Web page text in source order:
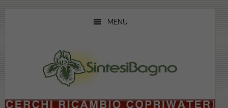
MENU